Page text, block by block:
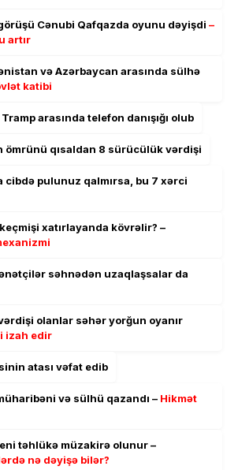
Cənubi Qafqazda oyunu dəyişdi –
artır
və Azərbaycan arasında sülhə
katibi
arasında telefon danışığı olub
ömrünü qısaldan 8 sürücülük vərdişi
cibdə pulunuz qalmırsa, bu 7 xərci
xatırlayanda kövrəlir? –
səhnədən uzaqlaşsalar da
olanlar səhər yorğun oyanır
izah edir
atası vəfat edib
və sülhü qazandı – Hikmət
təhlükə müzakirə olunur –
nə dəyişə bilər?